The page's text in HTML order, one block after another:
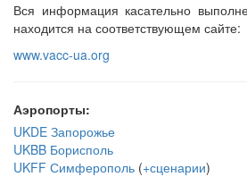
Вся информация касательно
находится на соответствующем сайте:
www.vacc-ua.org
Аэропорты:
UKDE Запорожье
UKBB Борисполь
UKFF Симферополь (+сценарии)